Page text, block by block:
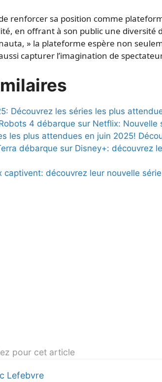
renforcer sa position comme
en offrant à son public une
» la plateforme espère non
capturer l’imagination de
Découvrez les séries les plus
4 débarque sur Netflix: Nouvelle
les plus attendues en juin 2025!
débarque sur Disney+: découvrez
captivent: découvrez leur nouvelle
pour cet article
Lefebvre